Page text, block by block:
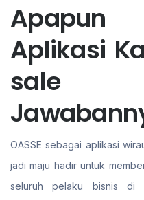
Apapun
Aplikasi
sale
OASSE sebagai aplikasi
jadi maju hadir untuk
seluruh pelaku bisnis di